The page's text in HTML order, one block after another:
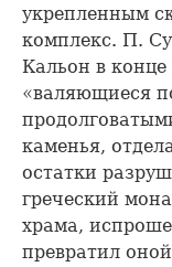
укрепленным
комплекс. П.
Кальон в конце
«валяющиеся
каменья,
остатки
греческий
храма,
превратил